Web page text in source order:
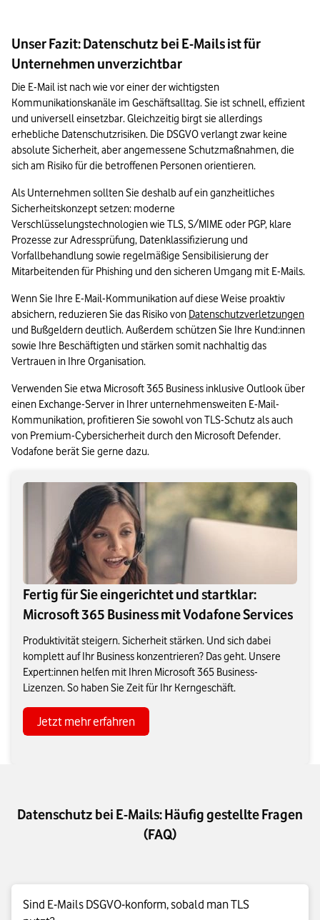
Unser Fazit: Datenschutz bei E-Mails ist für
Unternehmen unverzichtbar
Die E-Mail ist nach wie vor einer der wichtigsten
Kommunikationskanäle im Geschäftsalltag. Sie ist schnell, effizient
und universell einsetzbar. Gleichzeitig birgt sie allerdings
erhebliche Datenschutzrisiken. Die DSGVO verlangt zwar keine
absolute Sicherheit, aber angemessene Schutzmaßnahmen, die
sich am Risiko für die betroffenen Personen orientieren.
Als Unternehmen sollten Sie deshalb auf ein ganzheitliches
Sicherheitskonzept setzen: moderne
Verschlüsselungstechnologien wie TLS, S/MIME oder PGP, klare
Prozesse zur Adressprüfung, Datenklassifizierung und
Vorfallbehandlung sowie regelmäßige Sensibilisierung der
Mitarbeitenden für Phishing und den sicheren Umgang mit E-Mails.
Wenn Sie Ihre E-Mail-Kommunikation auf diese Weise proaktiv
absichern, reduzieren Sie das Risiko von Datenschutzverletzungen
und Bußgeldern deutlich. Außerdem schützen Sie Ihre Kund:innen
sowie Ihre Beschäftigten und stärken somit nachhaltig das
Vertrauen in Ihre Organisation.
Verwenden Sie etwa Microsoft 365 Business inklusive Outlook über
einen Exchange-Server in Ihrer unternehmensweiten E-Mail-
Kommunikation, profitieren Sie sowohl von TLS-Schutz als auch
von Premium-Cybersicherheit durch den Microsoft Defender.
Vodafone berät Sie gerne dazu.
Fertig für Sie eingerichtet und startklar:
Microsoft 365 Business mit Vodafone Services
Produktivität steigern. Sicherheit stärken. Und sich dabei
komplett auf Ihr Business konzentrieren? Das geht. Unsere
Expert:innen helfen mit Ihren Microsoft 365 Business-
Lizenzen. So haben Sie Zeit für Ihr Kerngeschäft.
Jetzt mehr erfahren
Datenschutz bei E-Mails: Häufig gestellte Fragen
(FAQ)
Sind E-Mails DSGVO-konform, sobald man TLS